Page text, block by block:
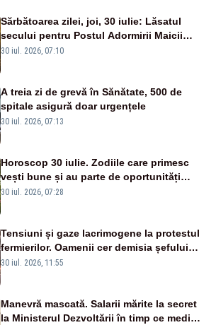
Sărbătoarea zilei, joi, 30 iulie: Lăsatul
secului pentru Postul Adormirii Maicii
Domnului și Sfântul Valentin
30 iul. 2026, 07:10
A treia zi de grevă în Sănătate, 500 de
spitale asigură doar urgențele
30 iul. 2026, 07:13
Horoscop 30 iulie. Zodiile care primesc
vești bune și au parte de oportunități
neașteptate
30 iul. 2026, 07:28
Tensiuni și gaze lacrimogene la protestul
fermierilor. Oamenii cer demisia șefului
ANSVSA și s-au mutat în Piața Victoria–
30 iul. 2026, 11:55
Manevră mascată. Salarii mărite la secret
la Ministerul Dezvoltării în timp ce medicii